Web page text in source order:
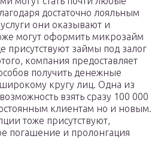
достаточно лояльным
они оказывают и
могут оформить микрозайм
присутствуют займы под залог
компания предоставляет
получить денежные
кругу лиц. Одна из
взять сразу 100 000
клиентам но и новым.
тоже присутствуют,
погашение и пролонгация